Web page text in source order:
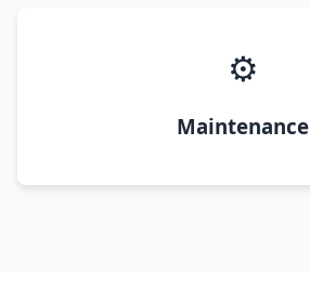
⚙️
Maintenance